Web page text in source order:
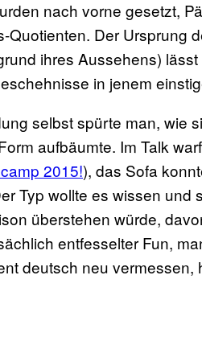
nach vorne gesetzt,
Quotienten. Der Ursprung
ihres Aussehens)
in jenem
selbst spürte man, wie
aufbäumte. Im Talk
2015!), das Sofa
Typ wollte es wissen
überstehen würde,
entfesselter Fun,
deutsch neu